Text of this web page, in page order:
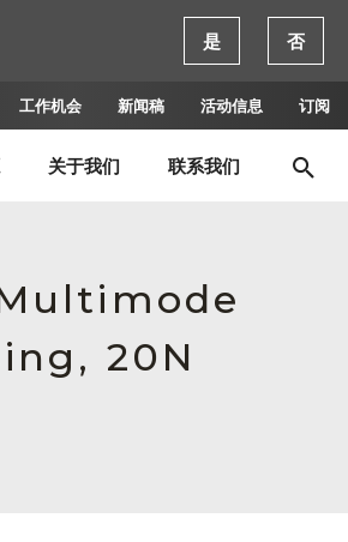
工作机会 新闻稿 活动信息 订阅
关于我们 联系我们
20N
是 否